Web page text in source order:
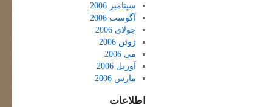
سپتامبر 2006
آگوست 2006
جولای 2006
ژوئن 2006
می 2006
آوریل 2006
مارس 2006
اطلاعات